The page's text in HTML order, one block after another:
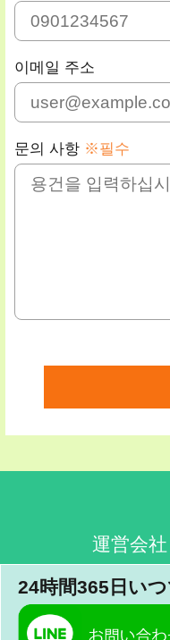
이메일 주소
문의 사항 ※필수
運営会
24時間365日い